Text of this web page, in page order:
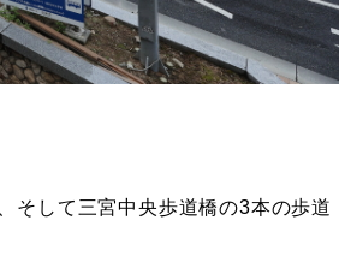
そして三宮中央歩道橋の3本の歩道